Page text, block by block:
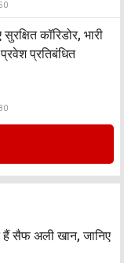
कॉरिडोर, भारी
प्रतिबंधित
हैं सैफ अली खान, जानिए